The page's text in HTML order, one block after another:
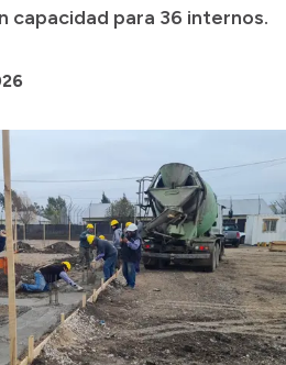
capacidad para 36 internos.